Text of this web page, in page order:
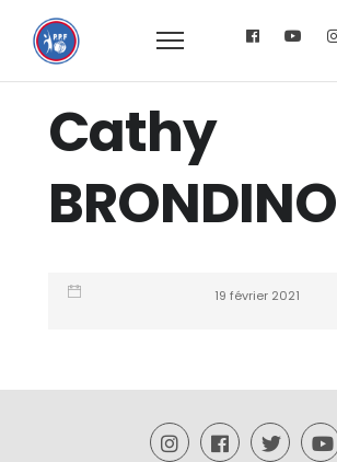
Cathy
BRONDINO
19 février 2021